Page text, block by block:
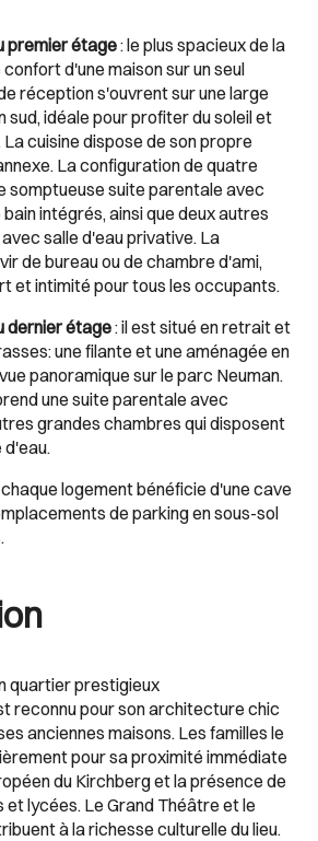
premier étage: le plus spacieux de la
d'une maison sur un seul
réception s'ouvrent sur une large
sud, idéale pour profiter du soleil et
cuisine dispose de son propre
La configuration de quatre
somptueuse suite parentale avec
intégrés, ainsi que deux autres
salle d'eau privative. La
de bureau ou de chambre d'ami,
et intimité pour tous les occupants.
dernier étage: il est situé en retrait et
une filante et une aménagée en
panoramique sur le parc Neuman.
une suite parentale avec
grandes chambres qui disposent
d'eau.
chaque logement bénéficie d'une cave
de parking en sous-sol
quartier prestigieux
reconnu pour son architecture chic
anciennes maisons. Les familles le
pour sa proximité immédiate
du Kirchberg et la présence de
lycées. Le Grand Théâtre et le
à la richesse culturelle du lieu.